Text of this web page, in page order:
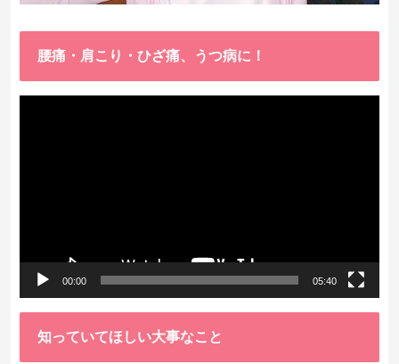
腰痛・肩こり・ひざ痛、うつ病に！
00:00 05:40
知っていてほしい大事なこと